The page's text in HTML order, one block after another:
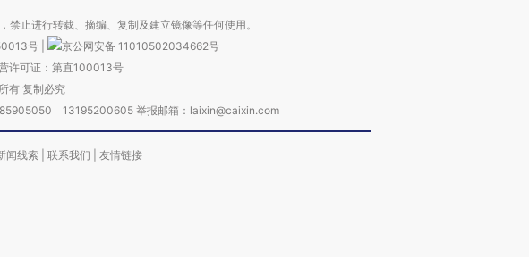
止进行转载、摘编、复制及建立镜像等任何使用。
号
京公网安备 11010502034662号
许可证：第直100013号
有 复制必究
85905050 13195200605 举报邮箱：laixin@caixin.com
闻线索 联系我们 友情链接